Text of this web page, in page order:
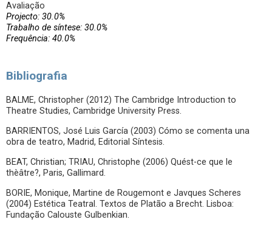
Avaliação
Projecto: 30.0%
Trabalho de síntese: 30.0%
Frequência: 40.0%
Bibliografia
BALME, Christopher (2012) The Cambridge Introduction to
Theatre Studies, Cambridge University Press.
BARRIENTOS, José Luis García (2003) Cómo se comenta una
obra de teatro, Madrid, Editorial Síntesis.
BEAT, Christian; TRIAU, Christophe (2006) Quést-ce que le
thèâtre?, Paris, Gallimard.
BORIE, Monique, Martine de Rougemont e Javques Scheres
(2004) Estética Teatral. Textos de Platão a Brecht. Lisboa:
Fundação Calouste Gulbenkian.